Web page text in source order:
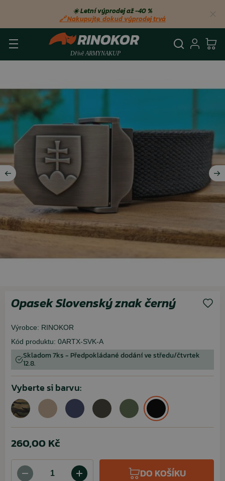
☀️ Letní výprodej až −40 %
🔗 Nakupujte, dokud výprodej trvá
Opasek Slovenský znak černý
Výrobce: RINOKOR
Kód produktu: 0ARTX-SVK-A
Skladom 7ks - Předpokládané dodání ve středu/čtvrtek
12.8.
Vyberte si barvu:
260,00 Kč
DO KOŠÍKU